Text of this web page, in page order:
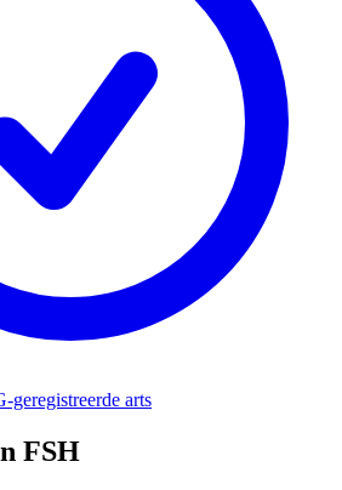
geregistreerde arts
FSH